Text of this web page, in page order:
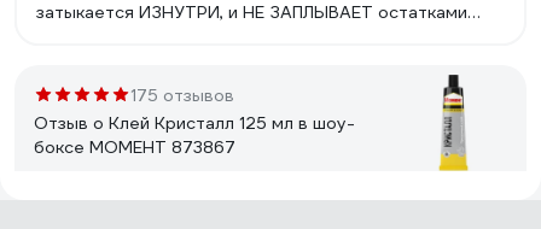
затыкается ИЗНУТРИ, и НЕ ЗАПЛЫВАЕТ остатками
положил на полочку. Состав клея качественный,
хорошо все держит.
175 отзывов
Отзыв о Клей Кристалл 125 мл в шоу-
боксе МОМЕНТ 873867